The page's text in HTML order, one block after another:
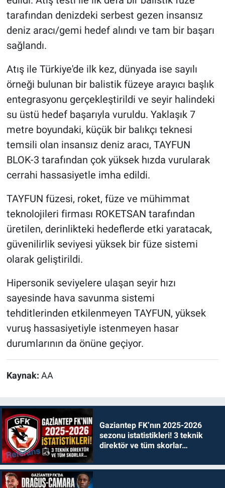
tarafından denizdeki serbest gezen insansız
deniz aracı/gemi hedef alındı ve tam bir başarı
sağlandı.
Atış ile Türkiye'de ilk kez, dünyada ise sayılı
örneği bulunan bir balistik füzeye arayıcı başlık
entegrasyonu gerçekleştirildi ve seyir halindeki
su üstü hedef başarıyla vuruldu. Yaklaşık 7
metre boyundaki, küçük bir balıkçı teknesi
temsili olan insansız deniz aracı, TAYFUN
BLOK-3 tarafından çok yüksek hızda vurularak
cerrahi hassasiyetle imha edildi.
TAYFUN füzesi, roket, füze ve mühimmat
teknolojileri firması ROKETSAN tarafından
üretilen, derinlikteki hedeflerde etki yaratacak,
güvenilirlik seviyesi yüksek bir füze sistemi
olarak geliştirildi.
Hipersonik seviyelere ulaşan seyir hızı
sayesinde hava savunma sistemi
tehditlerinden etkilenmeyen TAYFUN, yüksek
vuruş hassasiyetiyle istenmeyen hasar
durumlarının da önüne geçiyor.
Kaynak: AA
Gaziantep FK’nın 2025-2026
sezonu istatistikleri! 3 teknik
direktör ve tüm skorlar…